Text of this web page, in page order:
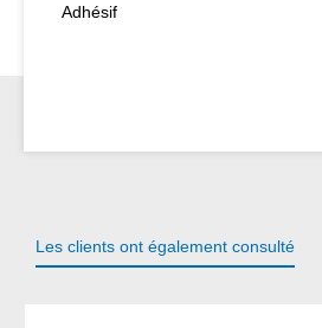
Adhésif
Les clients ont également consulté